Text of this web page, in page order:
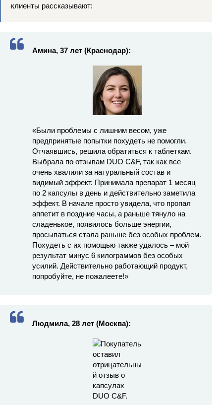
клиенты рассказывают:
Амина, 37 лет (Краснодар):
«Были проблемы с лишним весом, уже
предпринятые попытки похудеть не помогли.
Отчаявшись, решила обратиться к таблеткам.
Выбрала по отзывам DUO C&F, так как все
очень хвалили за натуральный состав и
видимый эффект. Принимала препарат 1 месяц
по 2 капсулы в день и действительно заметила
эффект. В начале просто увидела, что пропал
аппетит в поздние часы, а раньше тянуло на
сладенькое, появилось больше энергии,
просыпаться стала раньше без особых проблем.
Похудеть с их помощью также удалось – мой
результат минус 6 килограммов без особых
усилий. Действительно работающий продукт,
попробуйте, не пожалеете!»
Людмила, 28 лет (Москва):